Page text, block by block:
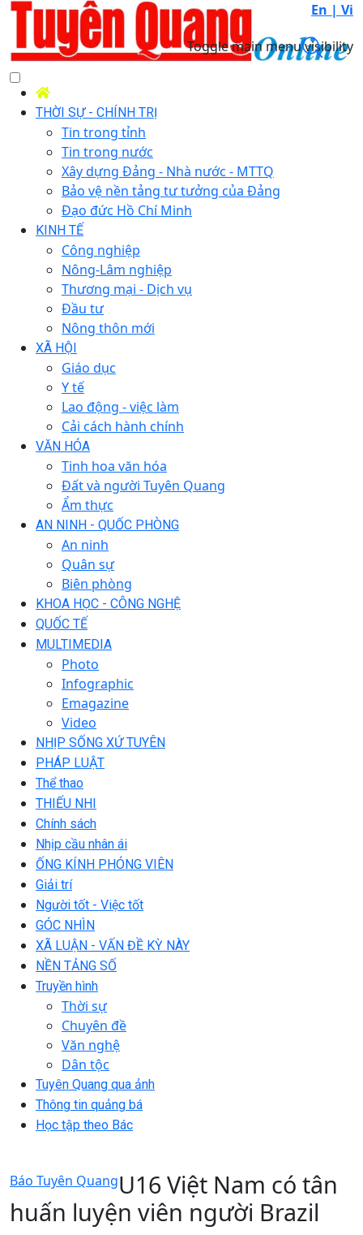
En | Vi
Toggle main menu visibility
THỜI SỰ - CHÍNH TRỊ
Tin trong tỉnh
Tin trong nước
Xây dựng Đảng - Nhà nước - MTTQ
Bảo vệ nền tảng tư tưởng của Đảng
Đạo đức Hồ Chí Minh
KINH TẾ
Công nghiệp
Nông-Lâm nghiệp
Thương mại - Dịch vụ
Đầu tư
Nông thôn mới
XÃ HỘI
Giáo dục
Y tế
Lao động - việc làm
Cải cách hành chính
VĂN HÓA
Tinh hoa văn hóa
Đất và người Tuyên Quang
Ẩm thực
AN NINH - QUỐC PHÒNG
An ninh
Quân sự
Biên phòng
KHOA HỌC - CÔNG NGHỆ
QUỐC TẾ
MULTIMEDIA
Photo
Infographic
Emagazine
Video
NHỊP SỐNG XỨ TUYÊN
PHÁP LUẬT
Thể thao
THIẾU NHI
Chính sách
Nhịp cầu nhân ái
ỐNG KÍNH PHÓNG VIÊN
Giải trí
Người tốt - Việc tốt
GÓC NHÌN
XÃ LUẬN - VẤN ĐỀ KỲ NÀY
NỀN TẢNG SỐ
Truyền hình
Thời sự
Chuyên đề
Văn nghệ
Dân tộc
Tuyên Quang qua ảnh
Thông tin quảng bá
Học tập theo Bác
Báo Tuyên QuangU16 Việt Nam có tân
huấn luyện viên người Brazil